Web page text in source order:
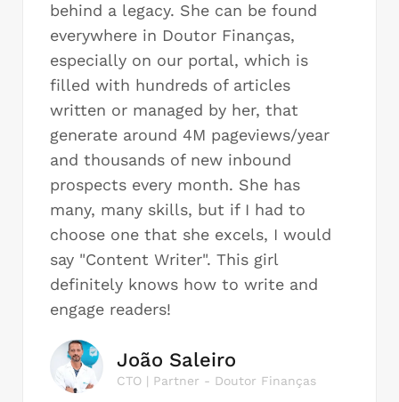
behind a legacy. She can be found
everywhere in Doutor Finanças,
especially on our portal, which is
filled with hundreds of articles
written or managed by her, that
generate around 4M pageviews/year
and thousands of new inbound
prospects every month. She has
many, many skills, but if I had to
choose one that she excels, I would
say "Content Writer". This girl
definitely knows how to write and
engage readers!
João Saleiro
CTO | Partner - Doutor Finanças